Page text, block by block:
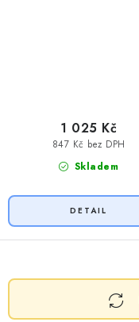
Skladem
847 Kč bez DPH
1 025 Kč
O
v